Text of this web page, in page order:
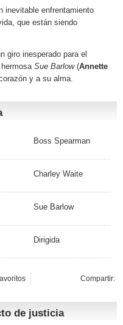
inevitable enfrentamiento
que están siendo
giro inesperado para el
Sue Barlow(Annette
y a su alma.
Boss Spearman
Charley Waite
Sue Barlow
Dirigida
Compartir:
de justicia